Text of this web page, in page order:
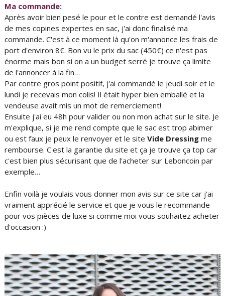
Ma commande:
Après avoir bien pesé le pour et le contre est demandé l'avis
de mes copines expertes en sac, j'ai donc finalisé ma
commande. C'est à ce moment là qu'on m'annonce les frais de
port d'environ 8€. Bon vu le prix du sac (450€) ce n'est pas
énorme mais bon si on a un budget serré je trouve ça limite
de l'annoncer à la fin…
Par contre gros point positif, j'ai commandé le jeudi soir et le
lundi je recevais mon colis! Il était hyper bien emballé et la
vendeuse avait mis un mot de remerciement!
Ensuite j'ai eu 48h pour valider ou non mon achat sur le site. Je
m'explique, si je me rend compte que le sac est trop abimer
ou est faux je peux le renvoyer et le site Vide Dressingme
rembourse. C'est la garantie du site et ça je trouve ça top car
c'est bien plus sécurisant que de l'acheter sur Leboncoin par
exemple…
Enfin voilà je voulais vous donner mon avis sur ce site car j'ai
vraiment apprécié le service et que je vous le recommande
pour vos pièces de luxe si comme moi vous souhaitez acheter
d'occasion :)